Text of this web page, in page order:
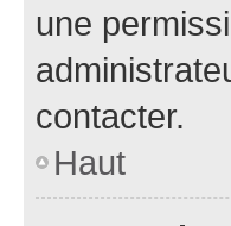
une
contacter.
Haut